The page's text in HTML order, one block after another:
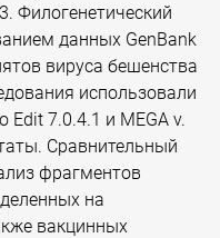
Филогенетический
данных GenBank
вируса бешенства
использовали
Edit 7.0.4.1 и MEGA v.
Сравнительный
фрагментов
на
вакцинных